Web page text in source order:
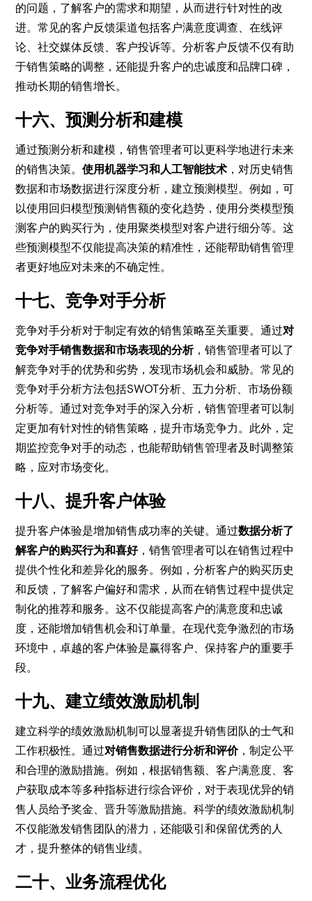
的问题，了解客户的需求和期望，从而进行针对性的改
进。常见的客户反馈渠道包括客户满意度调查、在线评
论、社交媒体反馈、客户投诉等。分析客户反馈不仅有助
于销售策略的调整，还能提升客户的忠诚度和品牌口碑，
推动长期的销售增长。
十六、预测分析和建模
通过预测分析和建模，销售管理者可以更科学地进行未来
的销售决策。使用机器学习和人工智能技术 ，对历史销售
数据和市场数据进行深度分析，建立预测模型。例如，可
以使用回归模型预测销售额的变化趋势，使用分类模型预
测客户的购买行为，使用聚类模型对客户进行细分等。这
些预测模型不仅能提高决策的精准性，还能帮助销售管理
者更好地应对未来的不确定性。
十七、竞争对手分析
竞争对手分析对于制定有效的销售策略至关重要。通过对
竞争对手销售数据和市场表现的分析，销售管理者可以了
解竞争对手的优势和劣势，发现市场机会和威胁。常见的
竞争对手分析方法包括SWOT分析、五力分析、市场份额
分析等。通过对竞争对手的深入分析，销售管理者可以制
定更加有针对性的销售策略，提升市场竞争力。此外，定
期监控竞争对手的动态，也能帮助销售管理者及时调整策
略，应对市场变化。
十八、提升客户体验
提升客户体验是增加销售成功率的关键。通过数据分析了
解客户的购买行为和喜好，销售管理者可以在销售过程中
提供个性化和差异化的服务。例如，分析客户的购买历史
和反馈，了解客户偏好和需求，从而在销售过程中提供定
制化的推荐和服务。这不仅能提高客户的满意度和忠诚
度，还能增加销售机会和订单量。在现代竞争激烈的市场
环境中，卓越的客户体验是赢得客户、保持客户的重要手
段。
十九、建立绩效激励机制
建立科学的绩效激励机制可以显著提升销售团队的士气和
工作积极性。通过对销售数据进行分析和评价，制定公平
和合理的激励措施。例如，根据销售额、客户满意度、客
户获取成本等多种指标进行综合评价，对于表现优异的销
售人员给予奖金、晋升等激励措施。科学的绩效激励机制
不仅能激发销售团队的潜力，还能吸引和保留优秀的人
才，提升整体的销售业绩。
二十、业务流程优化